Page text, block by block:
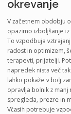
okrevanje
V začetnem obdobju
opazimo izboljšanje
To vzpodbuja
radost in optimizem,
terapevti, prijatelji.
napredek nista več
lahko pokaže v bolj
opravlja bolnik z manj
spregleda, prezre in
Včasih potrebuje